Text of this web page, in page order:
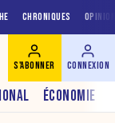
CHRONIQUES
ÉCONOMIE
S'ABONNER CONNEXION